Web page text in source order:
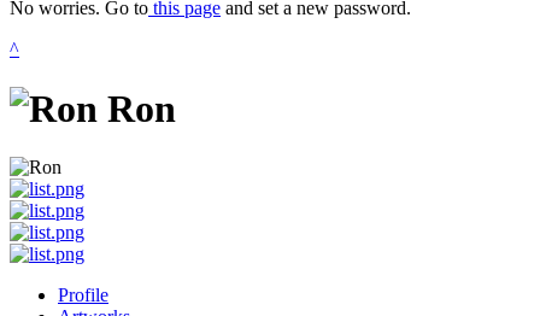
No worries. Go to this page and set a new password.
^
Ron
Profile